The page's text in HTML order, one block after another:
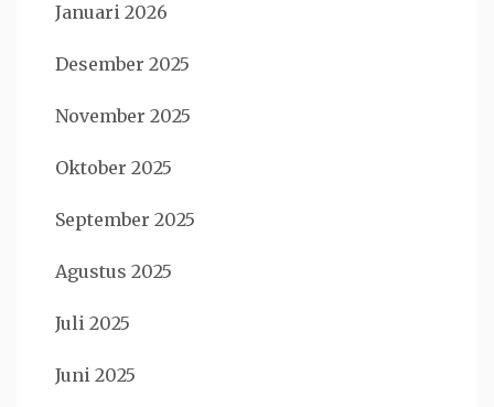
Januari 2026
Desember 2025
November 2025
Oktober 2025
September 2025
Agustus 2025
Juli 2025
Juni 2025